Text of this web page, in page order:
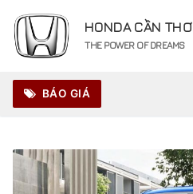
đến
nội
HONDA CẦN THƠ
THE POWER OF DREAMS
BÁO GIÁ